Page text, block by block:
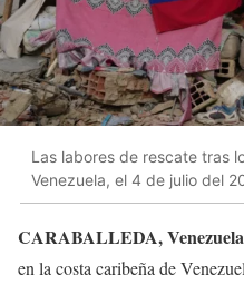
Las labores de rescate tras
Venezuela, el 4 de julio del
CARABALLEDA,
en la costa caribeña de